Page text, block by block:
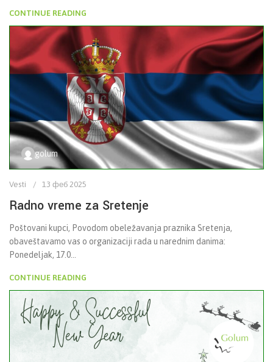
CONTINUE READING
golum
Vesti 13 феб 2025
Radno vreme za Sretenje
Poštovani kupci, Povodom obeležavanja praznika Sretenja,
obaveštavamo vas o organizaciji rada u narednim danima:
Ponedeljak, 17.0...
CONTINUE READING